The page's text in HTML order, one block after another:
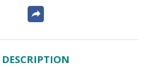
DESCRIPTION